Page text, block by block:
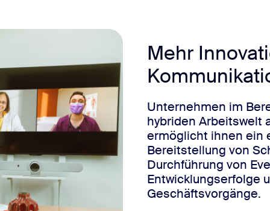
Mehr
Unternehmen im
hybriden Arbeitswelt
ermöglicht ihnen ein
Bereitstellung von
Durchführung von
Entwicklungserfolge
Geschäftsvorgänge.